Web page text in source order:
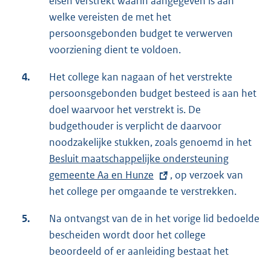
:
welke vereisten de met het
persoonsgebonden budget te verwerven
voorziening dient te voldoen.
4.
Het college kan nagaan of het verstrekte
persoonsgebonden budget besteed is aan het
doel waarvoor het verstrekt is. De
budgethouder is verplicht de daarvoor
noodzakelijke stukken, zoals genoemd in het
n
Besluit maatschappelijke ondersteuning
gemeente Aa en Hunze
, op verzoek van
het college per omgaande te verstrekken.
5.
Na ontvangst van de in het vorige lid bedoelde
bescheiden wordt door het college
beoordeeld of er aanleiding bestaat het